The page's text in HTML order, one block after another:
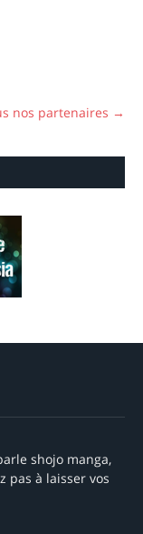
nos partenaires →
shojo manga,
pas à laisser vos